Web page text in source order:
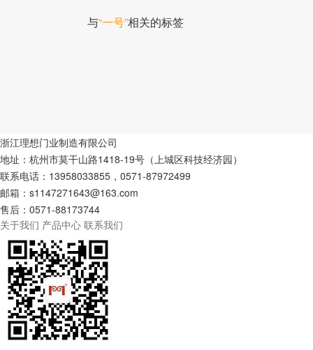
与“一号”相关的标签
浙江理想门业制造有限公司
地址：杭州市莫干山路1418-19号（上城区科技经济园）
联系电话：13958033855，0571-87972499
邮箱：s1147271643@163.com
售后：0571-88173744
关于我们 产品中心 联系我们